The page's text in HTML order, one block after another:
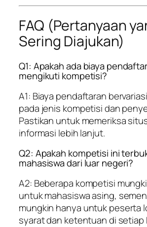
FAQ (Pertanyaan
Sering Diajukan)
Q1: Apakah ada biaya
mengikuti kompetisi?
A1: Biaya pendaftaran
pada jenis kompetisi dan
Pastikan untuk memeriksa
informasi lebih lanjut.
Q2: Apakah kompetisi ini
mahasiswa dari luar negeri?
A2: Beberapa kompetisi
untuk mahasiswa asing,
mungkin hanya untuk peserta
syarat dan ketentuan di setiap